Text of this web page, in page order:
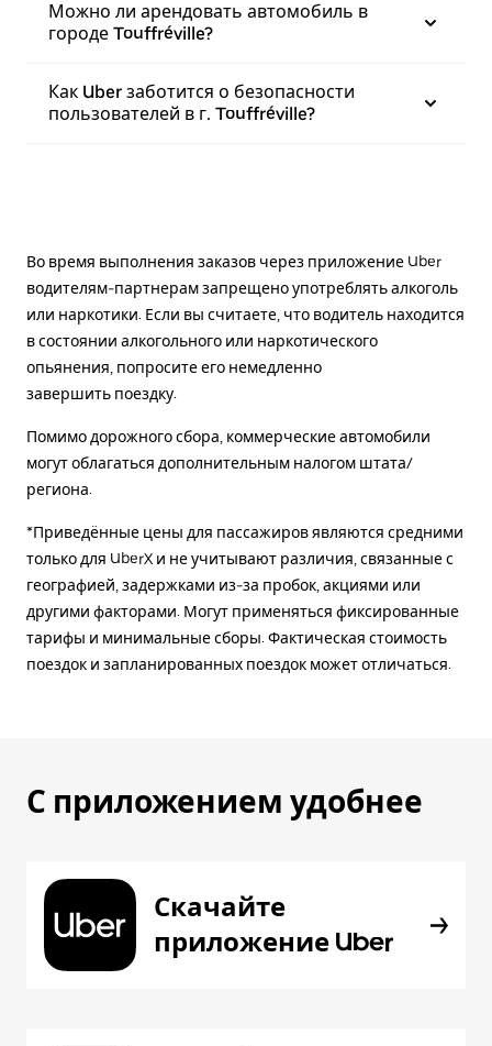
Можно ли арендовать автомобиль в
городе Touffréville?
Как Uber заботится о безопасности
пользователей в г. Touffréville?
Во время выполнения заказов через приложение Uber
водителям-партнерам запрещено употреблять алкоголь
или наркотики. Если вы считаете, что водитель находится
в состоянии алкогольного или наркотического
опьянения, попросите его немедленно
завершить поездку.
Помимо дорожного сбора, коммерческие автомобили
могут облагаться дополнительным налогом штата/
региона.
*Приведённые цены для пассажиров являются средними
только для UberX и не учитывают различия, связанные с
географией, задержками из-за пробок, акциями или
другими факторами. Могут применяться фиксированные
тарифы и минимальные сборы. Фактическая стоимость
поездок и запланированных поездок может отличаться.
С приложением удобнее
Скачайте
приложение Uber